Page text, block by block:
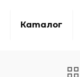
Каталог